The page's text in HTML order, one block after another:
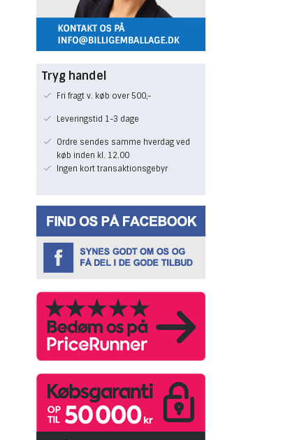
Tryg handel
Fri fragt v. køb over 500,-
Leveringstid 1-3 dage
Ordre sendes samme hverdag ved
køb inden kl. 12.00
Ingen kort transaktionsgebyr